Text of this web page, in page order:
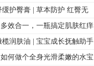
缓护臀膏 | 草本防护 红臀无
效合一，一瓶搞定肌肤红痒
榄润肤油 | 宝宝成长抚触助手
何做个全身光滑柔嫩的水宝